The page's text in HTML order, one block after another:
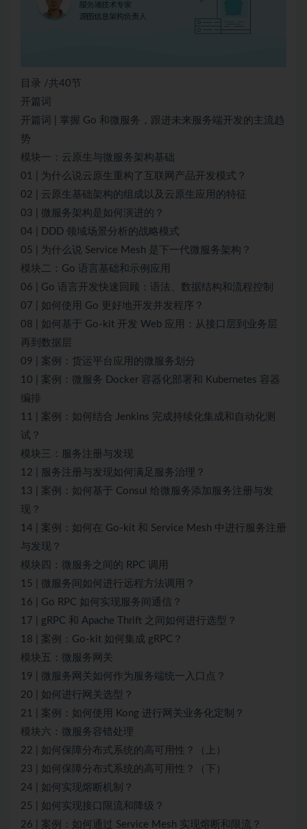
目录 /共40节
开篇词
开篇词 | 掌握 Go 和微服务，跟进未来服务端开发的主流趋
势
模块一：云原生与微服务架构基础
01 | 为什么说云原生重构了互联网产品开发模式？
02 | 云原生基础架构的组成以及云原生应用的特征
03 | 微服务架构是如何演进的？
04 | DDD 领域场景分析的战略模式
05 | 为什么说 Service Mesh 是下一代微服务架构？
模块二：Go 语言基础和示例应用
06 | Go 语言开发快速回顾：语法、数据结构和流程控制
07 | 如何使用 Go 更好地开发并发程序？
08 | 如何基于 Go-kit 开发 Web 应用：从接口层到业务层
再到数据层
09 | 案例：货运平台应用的微服务划分
10 | 案例：微服务 Docker 容器化部署和 Kubernetes 容器
编排
11 | 案例：如何结合 Jenkins 完成持续化集成和自动化测
试？
模块三：服务注册与发现
12 | 服务注册与发现如何满足服务治理？
13 | 案例：如何基于 Consul 给微服务添加服务注册与发
现？
14 | 案例：如何在 Go-kit 和 Service Mesh 中进行服务注册
与发现？
模块四：微服务之间的 RPC 调用
15 | 微服务间如何进行远程方法调用？
16 | Go RPC 如何实现服务间通信？
17 | gRPC 和 Apache Thrift 之间如何进行选型？
18 | 案例：Go-kit 如何集成 gRPC？
模块五：微服务网关
19 | 微服务网关如何作为服务端统一入口点？
20 | 如何进行网关选型？
21 | 案例：如何使用 Kong 进行网关业务化定制？
模块六：微服务容错处理
22 | 如何保障分布式系统的高可用性？（上）
23 | 如何保障分布式系统的高可用性？（下）
24 | 如何实现熔断机制？
25 | 如何实现接口限流和降级？
26 | 案例：如何通过 Service Mesh 实现熔断和限流？